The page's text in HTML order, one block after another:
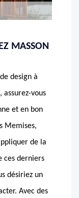
MASSON
design à
assurez-vous
et en bon
Memises,
de la
ces derniers
désiriez un
Avec des